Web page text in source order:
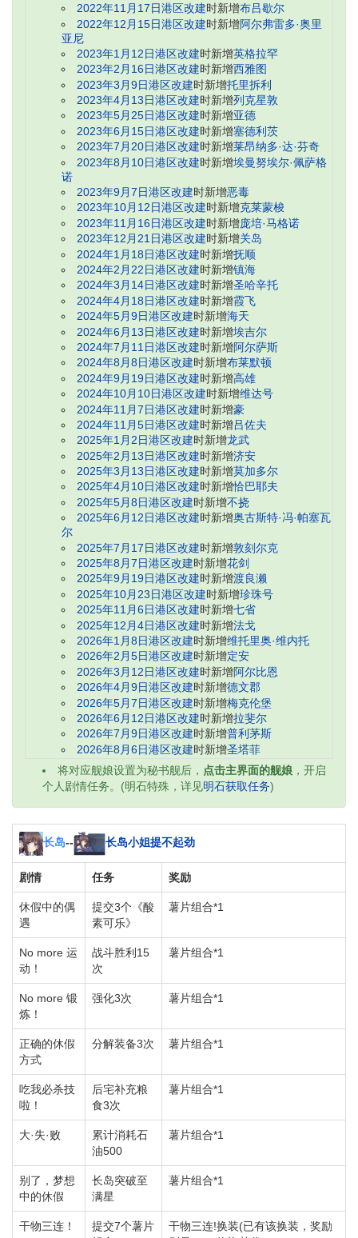
2022年11月17日港区改建时新增布吕歇尔
2022年12月15日港区改建时新增阿尔弗雷多·奥里
亚尼
2023年1月12日港区改建时新增英格拉罕
2023年2月16日港区改建时新增西雅图
2023年3月9日港区改建时新增托里拆利
2023年4月13日港区改建时新增列克星敦
2023年5月25日港区改建时新增亚德
2023年6月15日港区改建时新增塞德利茨
2023年7月20日港区改建时新增莱昂纳多·达·芬奇
2023年8月10日港区改建时新增埃曼努埃尔·佩萨格
诺
2023年9月7日港区改建时新增恶毒
2023年10月12日港区改建时新增克莱蒙梭
2023年11月16日港区改建时新增庞培·马格诺
2023年12月21日港区改建时新增关岛
2024年1月18日港区改建时新增抚顺
2024年2月22日港区改建时新增镇海
2024年3月14日港区改建时新增圣哈辛托
2024年4月18日港区改建时新增霞飞
2024年5月9日港区改建时新增海天
2024年6月13日港区改建时新增埃吉尔
2024年7月11日港区改建时新增阿尔萨斯
2024年8月8日港区改建时新增布莱默顿
2024年9月19日港区改建时新增高雄
2024年10月10日港区改建时新增维达号
2024年11月7日港区改建时新增豪
2024年11月5日港区改建时新增吕佐夫
2025年1月2日港区改建时新增龙武
2025年2月13日港区改建时新增济安
2025年3月13日港区改建时新增莫加多尔
2025年4月10日港区改建时新增恰巴耶夫
2025年5月8日港区改建时新增不挠
2025年6月12日港区改建时新增奥古斯特·冯·帕塞瓦
尔
2025年7月17日港区改建时新增敦刻尔克
2025年8月7日港区改建时新增花剑
2025年9月19日港区改建时新增渡良濑
2025年10月23日港区改建时新增珍珠号
2025年11月6日港区改建时新增七省
2025年12月4日港区改建时新增法戈
2026年1月8日港区改建时新增维托里奥·维内托
2026年2月5日港区改建时新增定安
2026年3月12日港区改建时新增阿尔比恩
2026年4月9日港区改建时新增德文郡
2026年5月7日港区改建时新增梅克伦堡
2026年6月12日港区改建时新增拉斐尔
2026年7月9日港区改建时新增普利茅斯
2026年8月6日港区改建时新增圣塔菲
将对应舰娘设置为秘书舰后， 点击主界面的舰娘 ，开启
个人剧情任务。(明石特殊，详见明石获取任务)
长岛-- 长岛小姐提不起劲
剧情 任务 奖励
休假中的偶
遇
提交3个《酸
素可乐》
薯片组合*1
No more 运
动！
战斗胜利15
次
薯片组合*1
No more 锻
炼！
强化3次 薯片组合*1
正确的休假
方式
分解装备3次 薯片组合*1
吃我必杀技
啦！
后宅补充粮
食3次
薯片组合*1
大·失·败
累计消耗石
油500
薯片组合*1
别了，梦想
中的休假
长岛突破至
满星
薯片组合*1
干物三连！
提交7个薯片
干物三连!换装(已有该换装，奖励